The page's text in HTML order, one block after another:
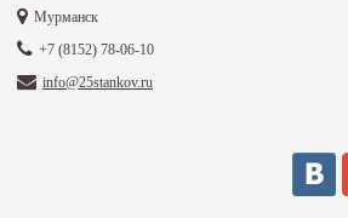
Мурманск
+7 (8152) 78-06-10
info@25stankov.ru